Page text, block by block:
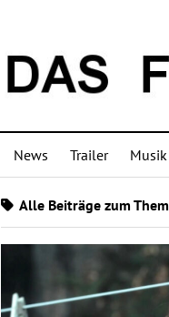
News Trailer
Alle Beiträge zum